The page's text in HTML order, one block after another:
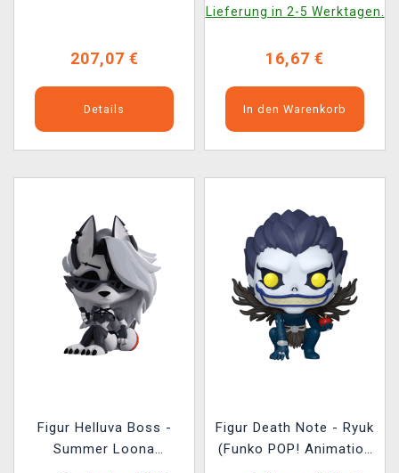
207,07 €
Details
Lieferung in 2-5 Werktagen.
16,67 €
In den Warenkorb
Figur Helluva Boss -
Summer Loona
Figur Death Note - Ryuk
(Funko POP! Animation